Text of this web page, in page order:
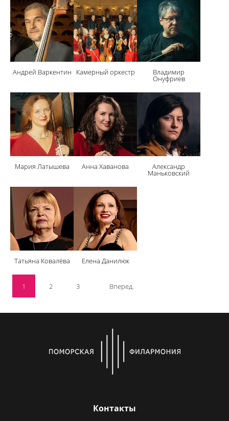
Андрей Варкентин Камерный оркестр Владимир
Онуфриев
Мария Латышева Анна Хаванова Александр
Маньковский
Татьяна Ковалёва Елена Данилюк
1 2 3 Вперед.
Контакты